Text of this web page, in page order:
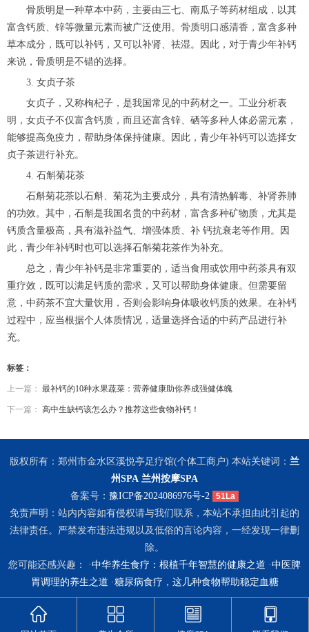
骨质明是一种草本中药，主要由三七、南瓜子等药材组成，以其
富含钙质、锌等微量元素而被广泛使用。骨质明口感清香，富含多种
草本成分，既可以补钙，又可以补肾、祛湿。因此，对于青少年补钙
来说，骨质明是不错的选择。
3. 女贞子茶
女贞子，又称枸杞子，是我国常见的中药材之一。工业分析表
明，女贞子不仅富含钙质，而且还富含锌、硒等多种人体必需元素，
能够提高免疫力，帮助身体保持健康。因此，青少年补钙可以选择女
贞子茶进行补充。
4. 石斛菊花茶
石斛菊花茶以石斛、菊花为主要成分，具有清热解毒、补肾养肺
的功效。其中，石斛是我国名贵的中药材，富含多种矿物质，尤其是
钙质含量极高，具有滋补益气、增强体质、补 钙抗衰老等作用。因
此，青少年补钙时也可以选择石斛菊花茶作为补充。
总之，青少年补钙是非常重要的，适当食用或饮用中药茶具有双
重疗效，既可以满足钙质的需求，又可以帮助身体健康。但需要留
意，中药茶不宜大量饮用，否则会影响身体吸收钙质的效果。在补钙
过程中，应当根据个人体质情况，适量选择合适的中药产品进行补
充。
标签：
上一篇： 最补钙的10种水果蔬菜：营养健康助你养成强健体魄
下一篇： 高中生缺钙该怎么办？推荐这些食物补钙！
版权所有：郑州市金水区溪悦亭足疗馆(个体工商户) 本站关键词： 兰
州SPA 兰州按摩SPA
备案号： 豫ICP备2024086976号-2 51La
免责声明：站内内容如有侵权请与我们联系，本站不承担由此引起的
法律责任。严禁发布违法违规以及低俗的言论内容，一经发现一律删
除。
您可能还感兴趣： ·中华养生食疗：根植千年智慧的健康之道 ·中医脾
胃调理的养生之道 ·糖尿病食疗，这几种食物帮助稳定血糖